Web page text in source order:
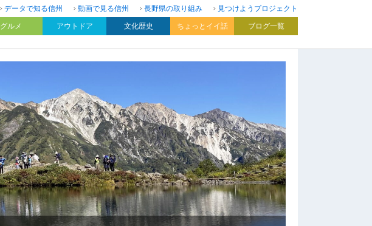
データで知る信州 動画で見る信州 長野県の取り組み
見つけようプロジェクト
グルメ アウトドア 文化歴史 ちょっとイイ話 ブログ一覧